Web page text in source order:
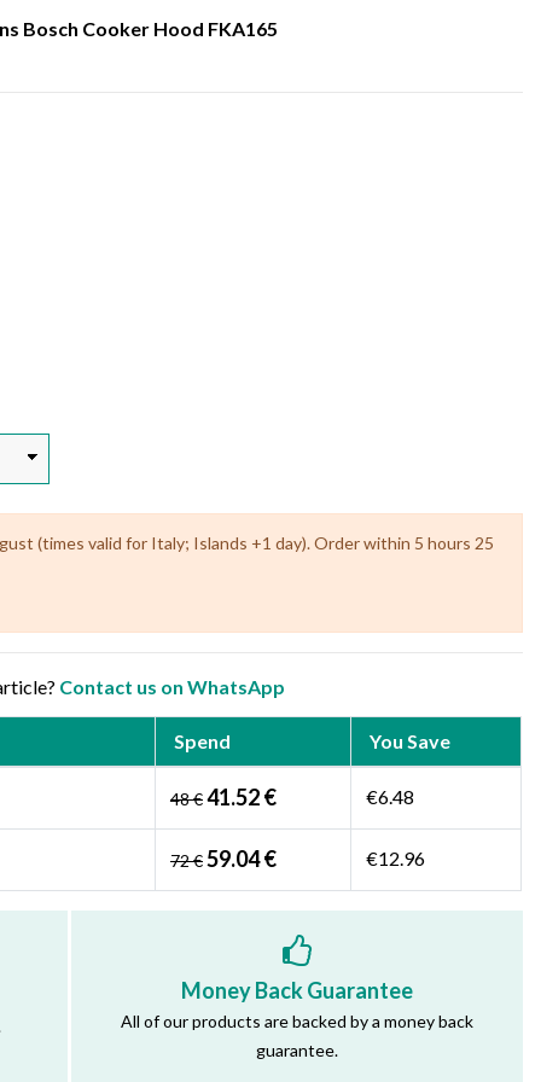
Bosch Cooker Hood FKA165
(times valid for Italy; Islands +1 day). Order within 5 hours 25
Contact us on WhatsApp
Spend You Save
48 €41.52 € €6.48
72 €59.04 € €12.96
Money Back Guarantee
All of our products are backed by a money back
guarantee.